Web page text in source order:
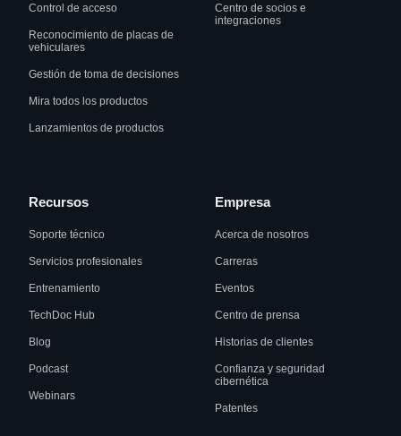
Control de acceso
Reconocimiento de placas de
vehiculares
Gestión de toma de decisiones
Mira todos los productos
Lanzamientos de productos
Centro de socios e
integraciones
Recursos
Soporte técnico
Servicios profesionales
Entrenamiento
TechDoc Hub
Blog
Podcast
Webinars
Empresa
Acerca de nosotros
Carreras
Eventos
Centro de prensa
Historias de clientes
Confianza y seguridad
cibernética
Patentes